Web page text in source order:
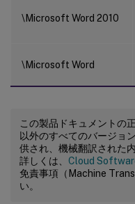
\Microsoft Word 2010
\Microsoft Word
この製品ドキュメントの
以外のすべてのバージョ
供され、機械翻訳された
詳しくは、 Cloud
免責事項（Machine
い。